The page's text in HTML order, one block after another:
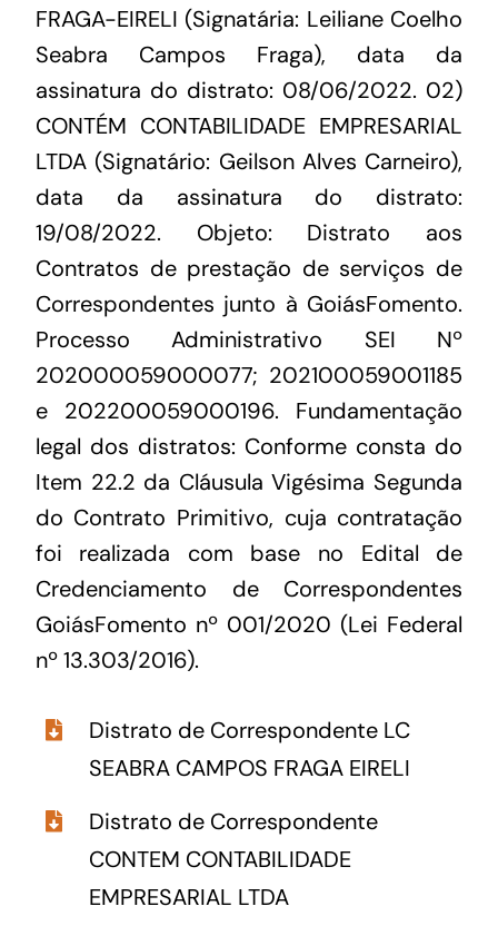
FRAGA-EIRELI (Signatária: Leiliane Coelho
Seabra Campos Fraga), data da
assinatura do distrato: 08/06/2022. 02)
CONTÉM CONTABILIDADE EMPRESARIAL
LTDA (Signatário: Geilson Alves Carneiro),
data da assinatura do distrato:
19/08/2022. Objeto: Distrato aos
Contratos de prestação de serviços de
Correspondentes junto à GoiásFomento.
Processo Administrativo SEI Nº
202000059000077; 202100059001185
e 202200059000196. Fundamentação
legal dos distratos: Conforme consta do
Item 22.2 da Cláusula Vigésima Segunda
do Contrato Primitivo, cuja contratação
foi realizada com base no Edital de
Credenciamento de Correspondentes
GoiásFomento nº 001/2020 (Lei Federal
nº 13.303/2016).
Distrato de Correspondente LC
SEABRA CAMPOS FRAGA EIRELI
Distrato de Correspondente
CONTEM CONTABILIDADE
EMPRESARIAL LTDA